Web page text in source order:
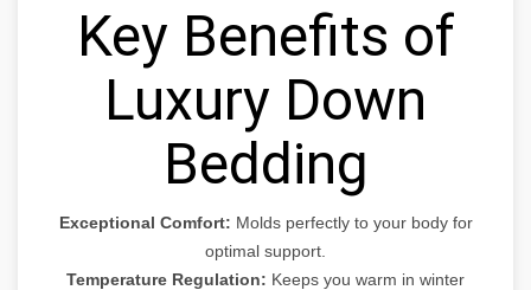
Key Benefits of
Luxury Down
Bedding
Exceptional Comfort: Molds perfectly to your body for
optimal support.
Temperature Regulation: Keeps you warm in winter